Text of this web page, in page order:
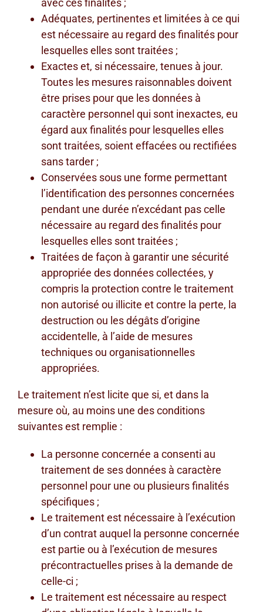
avec ces finalités ;
Adéquates, pertinentes et limitées à ce qui
est nécessaire au regard des finalités pour
lesquelles elles sont traitées ;
Exactes et, si nécessaire, tenues à jour.
Toutes les mesures raisonnables doivent
être prises pour que les données à
caractère personnel qui sont inexactes, eu
égard aux finalités pour lesquelles elles
sont traitées, soient effacées ou rectifiées
sans tarder ;
Conservées sous une forme permettant
l’identification des personnes concernées
pendant une durée n’excédant pas celle
nécessaire au regard des finalités pour
lesquelles elles sont traitées ;
Traitées de façon à garantir une sécurité
appropriée des données collectées, y
compris la protection contre le traitement
non autorisé ou illicite et contre la perte, la
destruction ou les dégâts d’origine
accidentelle, à l’aide de mesures
techniques ou organisationnelles
appropriées.
Le traitement n’est licite que si, et dans la
mesure où, au moins une des conditions
suivantes est remplie :
La personne concernée a consenti au
traitement de ses données à caractère
personnel pour une ou plusieurs finalités
spécifiques ;
Le traitement est nécessaire à l’exécution
d’un contrat auquel la personne concernée
est partie ou à l’exécution de mesures
précontractuelles prises à la demande de
celle-ci ;
Le traitement est nécessaire au respect